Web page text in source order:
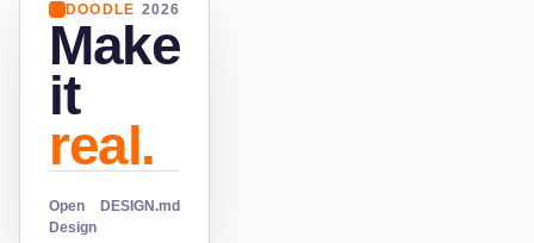
DOODLE 2026
Make
it
real.
Open
Design
DESIGN.md